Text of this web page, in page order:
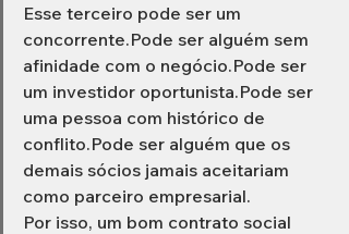
Esse terceiro pode ser um
concorrente.Pode ser alguém sem
afinidade com o negócio.Pode ser
um investidor oportunista.Pode ser
uma pessoa com histórico de
conflito.Pode ser alguém que os
demais sócios jamais aceitariam
como parceiro empresarial.
Por isso, um bom contrato social